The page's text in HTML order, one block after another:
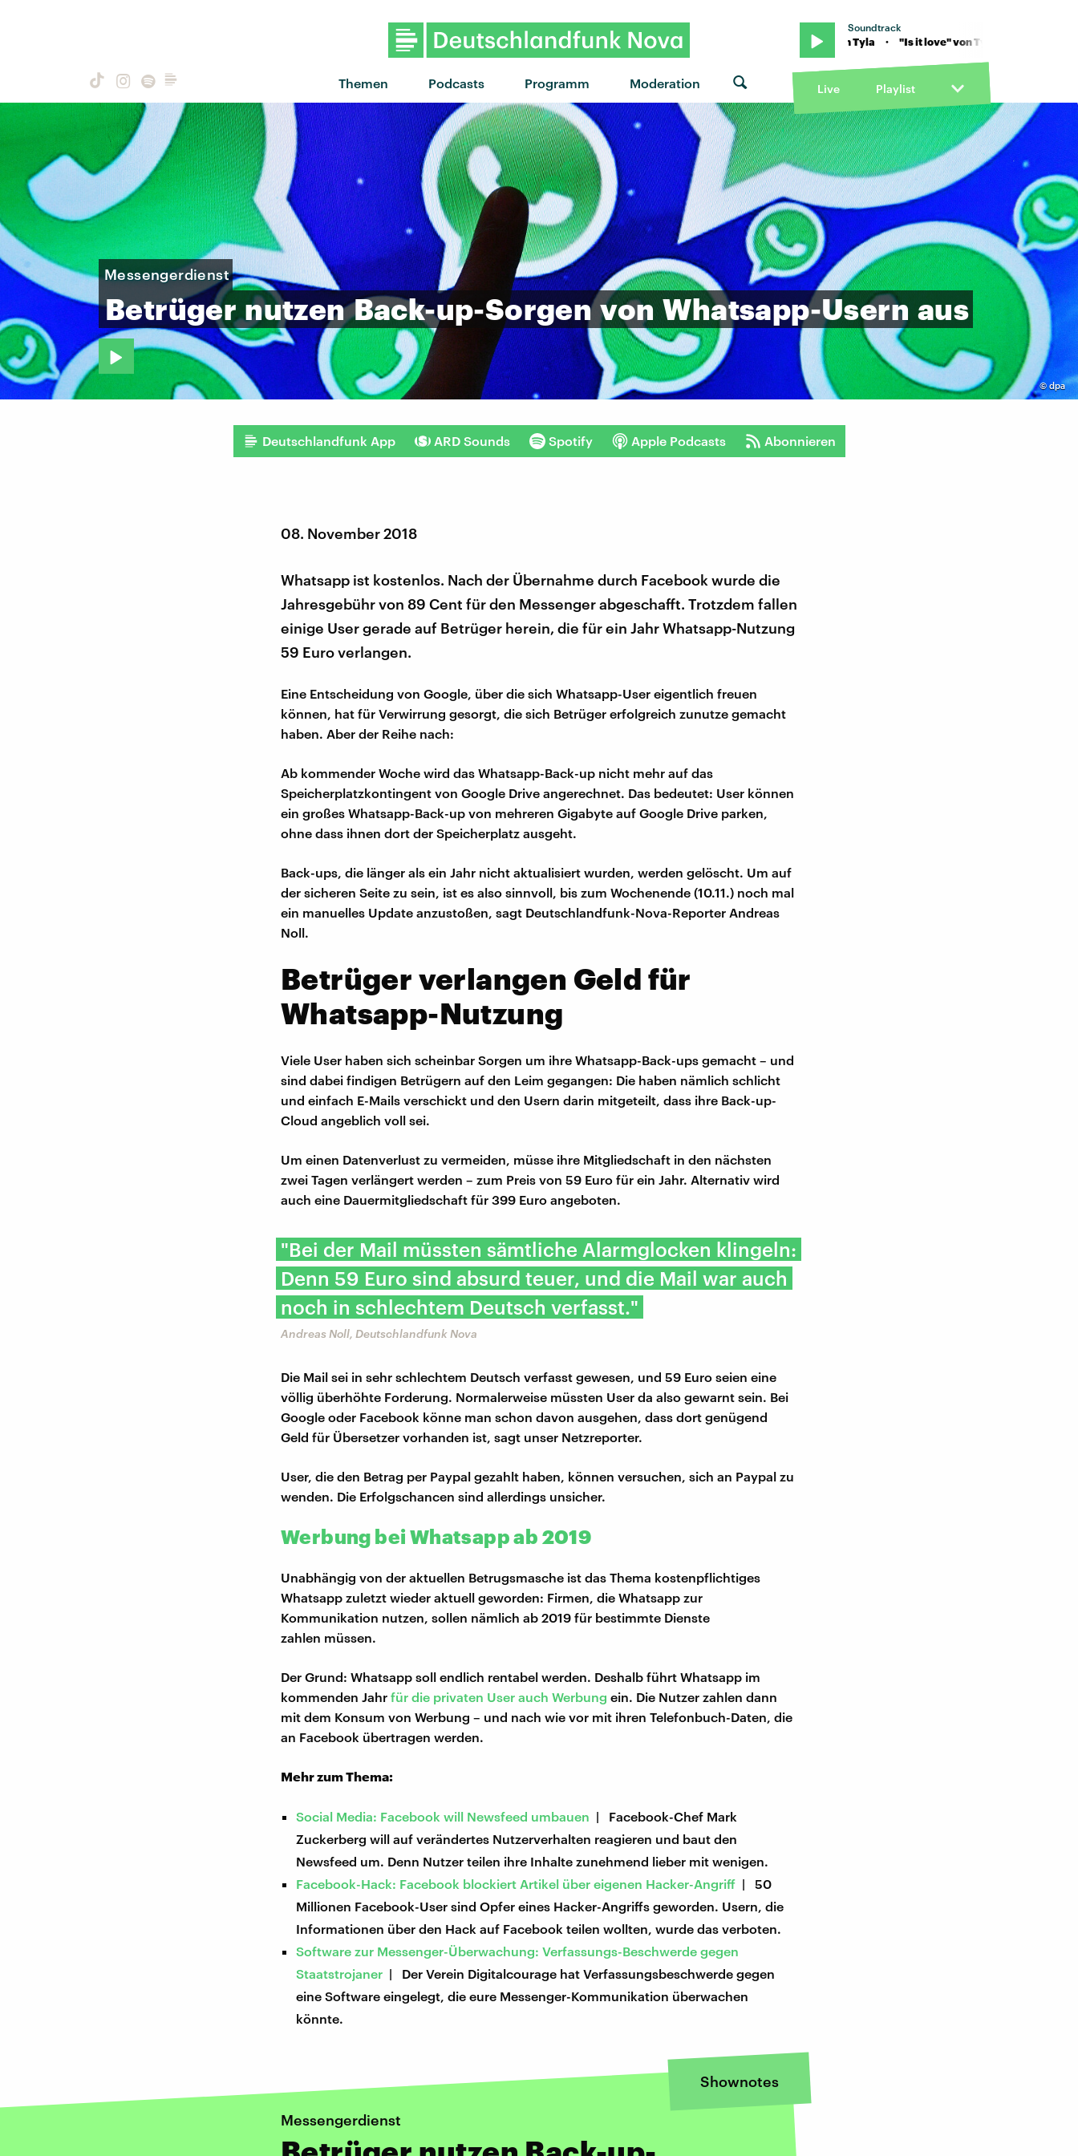
Themen Podcasts Programm Moderation
Soundtrack
"Is it love" von Tyla · "Is it love" von Tyla · "Is it love" von Tyla
Live Playlist
© dpa
Messengerdienst
Betrüger nutzen Back-up-Sorgen von Whatsapp-Usern aus
Deutschlandfunk App ARD Sounds Spotify Apple Podcasts Abonnieren
08. November 2018
Whatsapp ist kostenlos. Nach der Übernahme durch Facebook wurde die
Jahresgebühr von 89 Cent für den Messenger abgeschafft. Trotzdem fallen
einige User gerade auf Betrüger herein, die für ein Jahr Whatsapp-Nutzung
59 Euro verlangen.
Eine Entscheidung von Google, über die sich Whatsapp-User eigentlich freuen
können, hat für Verwirrung gesorgt, die sich Betrüger erfolgreich zunutze gemacht
haben. Aber der Reihe nach:
Ab kommender Woche wird das Whatsapp-Back-up nicht mehr auf das
Speicherplatzkontingent von Google Drive angerechnet. Das bedeutet: User können
ein großes Whatsapp-Back-up von mehreren Gigabyte auf Google Drive parken,
ohne dass ihnen dort der Speicherplatz ausgeht.
Back-ups, die länger als ein Jahr nicht aktualisiert wurden, werden gelöscht. Um auf
der sicheren Seite zu sein, ist es also sinnvoll, bis zum Wochenende (10.11.) noch mal
ein manuelles Update anzustoßen, sagt Deutschlandfunk-Nova-Reporter Andreas
Noll.
Betrüger verlangen Geld für
Whatsapp-Nutzung
Viele User haben sich scheinbar Sorgen um ihre Whatsapp-Back-ups gemacht – und
sind dabei findigen Betrügern auf den Leim gegangen: Die haben nämlich schlicht
und einfach E-Mails verschickt und den Usern darin mitgeteilt, dass ihre Back-up-
Cloud angeblich voll sei.
Um einen Datenverlust zu vermeiden, müsse ihre Mitgliedschaft in den nächsten
zwei Tagen verlängert werden – zum Preis von 59 Euro für ein Jahr. Alternativ wird
auch eine Dauermitgliedschaft für 399 Euro angeboten.
"Bei der Mail müssten sämtliche Alarmglocken klingeln:
Denn 59 Euro sind absurd teuer, und die Mail war auch
noch in schlechtem Deutsch verfasst."
Andreas Noll, Deutschlandfunk Nova
Die Mail sei in sehr schlechtem Deutsch verfasst gewesen, und 59 Euro seien eine
völlig überhöhte Forderung. Normalerweise müssten User da also gewarnt sein. Bei
Google oder Facebook könne man schon davon ausgehen, dass dort genügend
Geld für Übersetzer vorhanden ist, sagt unser Netzreporter.
User, die den Betrag per Paypal gezahlt haben, können versuchen, sich an Paypal zu
wenden. Die Erfolgschancen sind allerdings unsicher.
Werbung bei Whatsapp ab 2019
Unabhängig von der aktuellen Betrugsmasche ist das Thema kostenpflichtiges
Whatsapp zuletzt wieder aktuell geworden: Firmen, die Whatsapp zur
Kommunikation nutzen, sollen nämlich ab 2019 für bestimmte Dienste
zahlen müssen.
Der Grund: Whatsapp soll endlich rentabel werden. Deshalb führt Whatsapp im
kommenden Jahr für die privaten User auch Werbung ein. Die Nutzer zahlen dann
mit dem Konsum von Werbung – und nach wie vor mit ihren Telefonbuch-Daten, die
an Facebook übertragen werden.
Mehr zum Thema:
Social Media: Facebook will Newsfeed umbauen | Facebook-Chef Mark
Zuckerberg will auf verändertes Nutzerverhalten reagieren und baut den
Newsfeed um. Denn Nutzer teilen ihre Inhalte zunehmend lieber mit wenigen.
Facebook-Hack: Facebook blockiert Artikel über eigenen Hacker-Angriff | 50
Millionen Facebook-User sind Opfer eines Hacker-Angriffs geworden. Usern, die
Informationen über den Hack auf Facebook teilen wollten, wurde das verboten.
Software zur Messenger-Überwachung: Verfassungs-Beschwerde gegen
Staatstrojaner | Der Verein Digitalcourage hat Verfassungsbeschwerde gegen
eine Software eingelegt, die eure Messenger-Kommunikation überwachen
könnte.
Shownotes
Messengerdienst